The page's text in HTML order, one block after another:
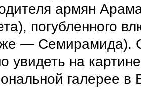
армян
погубленного
— Семирамида).
увидеть на
галерее в